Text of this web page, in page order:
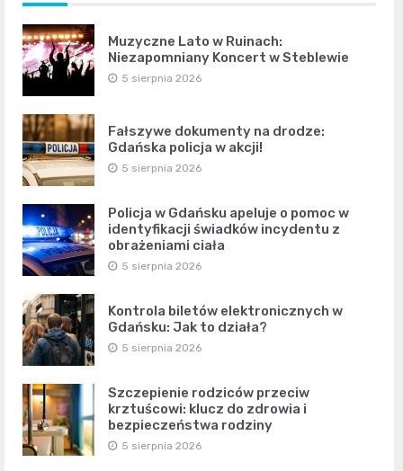
Muzyczne Lato w Ruinach:
Niezapomniany Koncert w Steblewie
5 sierpnia 2026
Fałszywe dokumenty na drodze:
Gdańska policja w akcji!
5 sierpnia 2026
Policja w Gdańsku apeluje o pomoc w
identyfikacji świadków incydentu z
obrażeniami ciała
5 sierpnia 2026
Kontrola biletów elektronicznych w
Gdańsku: Jak to działa?
5 sierpnia 2026
Szczepienie rodziców przeciw
krztuścowi: klucz do zdrowia i
bezpieczeństwa rodziny
5 sierpnia 2026